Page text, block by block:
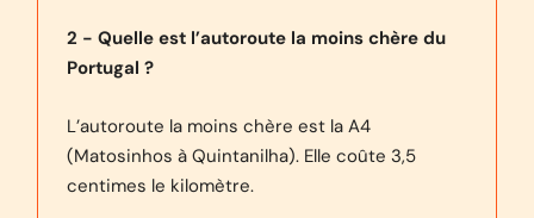
2 - Quelle est l’autoroute la moins chère du
Portugal ?
L’autoroute la moins chère est la A4
(Matosinhos à Quintanilha). Elle coûte 3,5
centimes le kilomètre.